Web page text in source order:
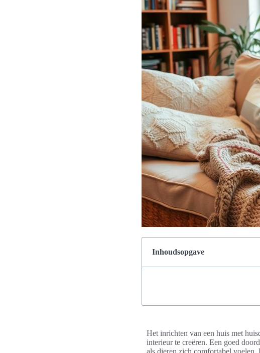
Inhoudsopgave
Het inrichten van een huis met
interieur te creëren. Een goed
als dieren zich comfortabel voelen.